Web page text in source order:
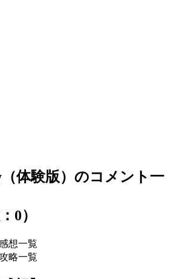
体験版）のコメント一
0）
想一覧
略一覧